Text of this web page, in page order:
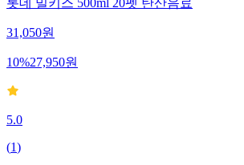
롯데 밀키스 500ml 20펫 탄산음료
31,050원
10%27,950원
5.0
(1)